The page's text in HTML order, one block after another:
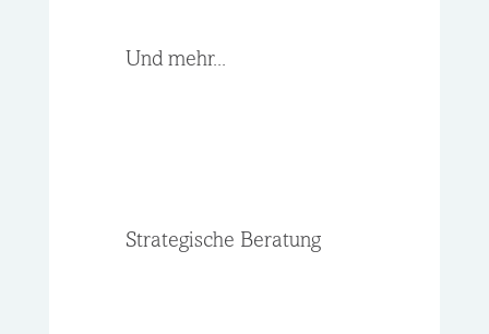
Und mehr...
Strategische Beratung